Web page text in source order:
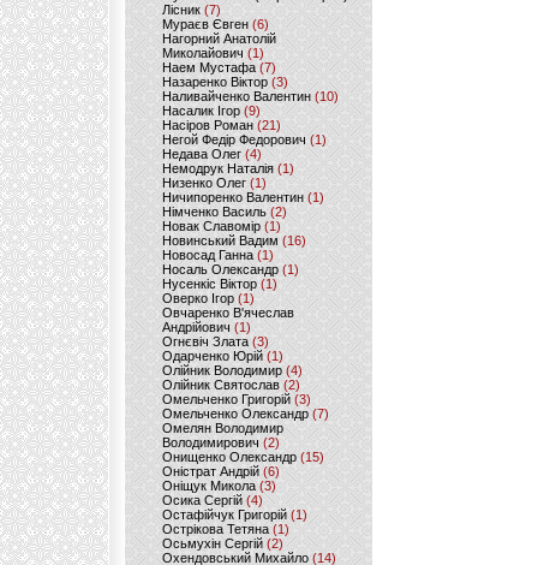
Лісник (7)
Мураєв Євген(6)
Нагорний Анатолій
Миколайович (1)
Наем Мустафа (7)
Назаренко Віктор (3)
Наливайченко Валентин (10)
Насалик Ігор(9)
Насіров Роман (21)
Негой Федір Федорович(1)
Недава Олег(4)
Немодрук Наталія(1)
Низенко Олег (1)
Ничипоренко Валентин (1)
Німченко Василь (2)
Новак Славомір (1)
Новинський Вадим (16)
Новосад Ганна (1)
Носаль Олександр (1)
Нусенкіс Віктор (1)
Оверко Ігор (1)
Овчаренко В'ячеслав
Андрійович(1)
Огнєвіч Злата (3)
Одарченко Юрій(1)
Олійник Володимир (4)
Олійник Святослав (2)
Омельченко Григорій (3)
Омельченко Олександр(7)
Омелян Володимир
Володимирович (2)
Онищенко Олександр (15)
Оністрат Андрій (6)
Оніщук Микола (3)
Осика Сергій(4)
Остафійчук Григорій(1)
Острікова Тетяна (1)
Осьмухін Сергій (2)
Охендовський Михайло (14)